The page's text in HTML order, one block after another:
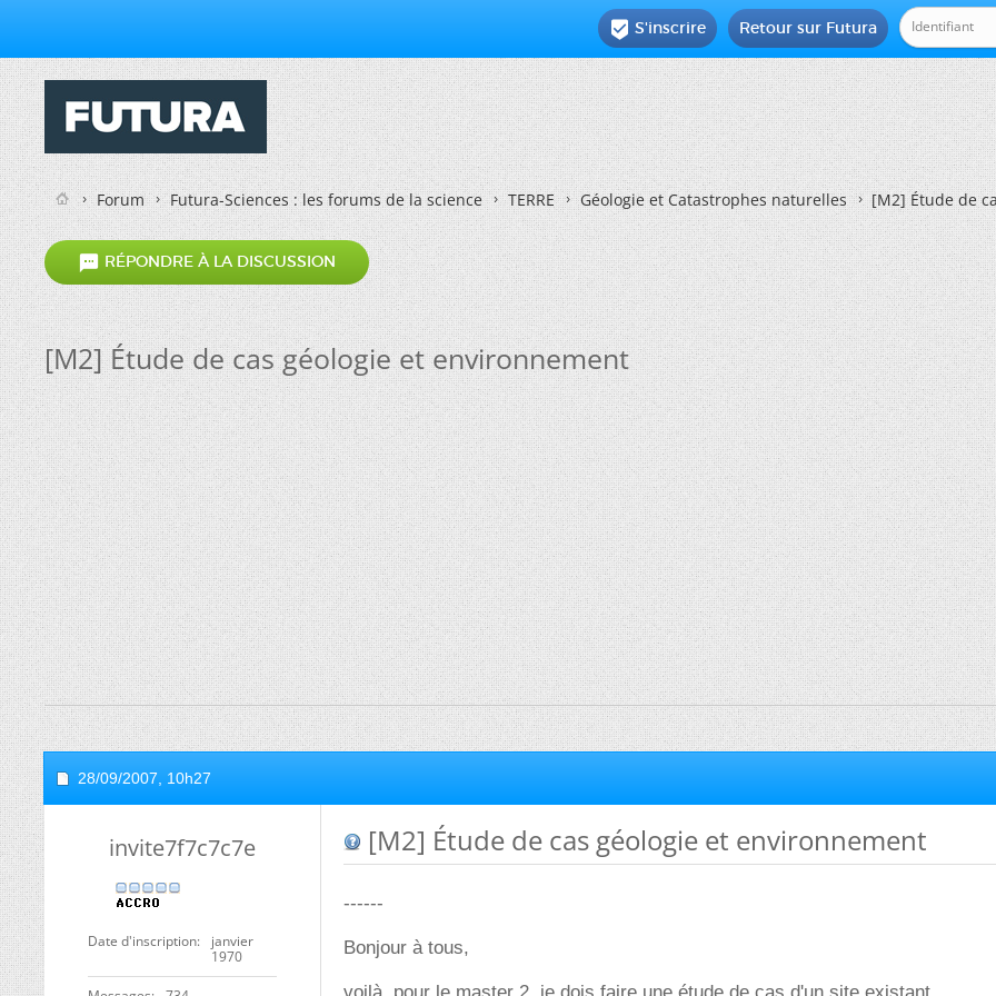
Retour sur Futura
 S'inscrire
Forum Futura-Sciences : les forums de la science TERRE Géologie et Catastrophes naturelles [M2] Étude de
 RÉPONDRE À LA DISCUSSION
[M2] Étude de cas géologie et environnement
28/09/2007, 10h27
invite7f7c7c7e
Date d'inscription
janvier
1970
[M2] Étude de cas géologie et environnement
------
Bonjour à tous,